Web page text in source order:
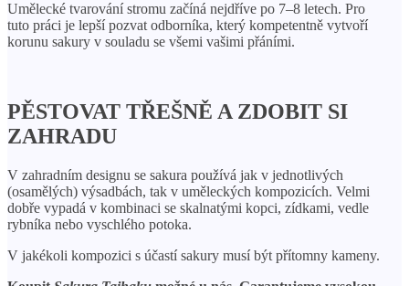
Umělecké tvarování stromu začíná nejdříve po 7–8 letech. Pro
tuto práci je lepší pozvat odborníka, který kompetentně vytvoří
korunu sakury v souladu se všemi vašimi přáními.
PĚSTOVAT TŘEŠNĚ A ZDOBIT SI
ZAHRADU
V zahradním designu se sakura používá jak v jednotlivých
(osamělých) výsadbách, tak v uměleckých kompozicích. Velmi
dobře vypadá v kombinaci se skalnatými kopci, zídkami, vedle
rybníka nebo vyschlého potoka.
V jakékoli kompozici s účastí sakury musí být přítomny kameny.